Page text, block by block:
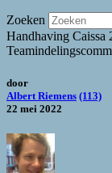
Zoeken
Handhaving Caissa
door
Albert Riemens (113)
22 mei 2022